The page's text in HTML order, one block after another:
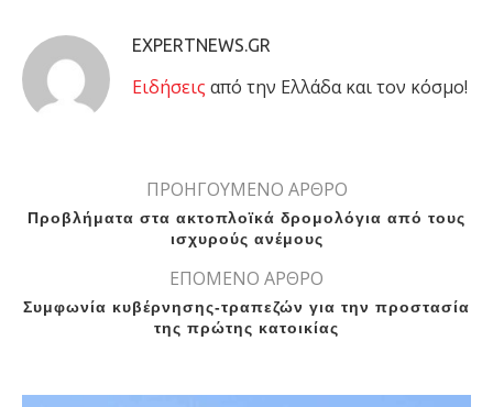
EXPERTNEWS.GR
Eιδήσεις από την Ελλάδα και τον κόσμο!
ΠΡΟΗΓΟΥΜΕΝΟ ΑΡΘΡΟ
Προβλήματα στα ακτοπλοϊκά δρομολόγια από τους
ισχυρούς ανέμους
ΕΠΟΜΕΝΟ ΑΡΘΡΟ
Συμφωνία κυβέρνησης-τραπεζών για την προστασία
της πρώτης κατοικίας